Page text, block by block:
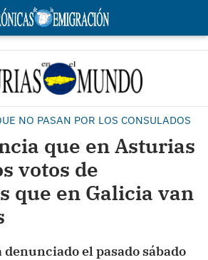
NO PASAN POR LOS CONSULADOS
que en Asturias
votos de
que en Galicia van
el pasado sábado